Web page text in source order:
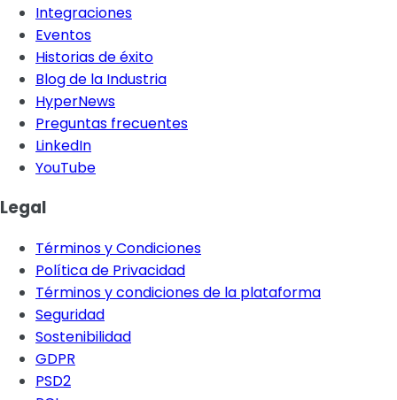
Integraciones
Eventos
Historias de éxito
Blog de la Industria
HyperNews
Preguntas frecuentes
LinkedIn
YouTube
Legal
Términos y Condiciones
Política de Privacidad
Términos y condiciones de la plataforma
Seguridad
Sostenibilidad
GDPR
PSD2